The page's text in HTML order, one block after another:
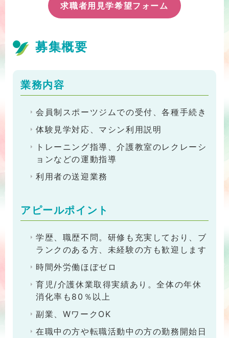
求職者用見学希望フォーム
募集概要
業務内容
会員制スポーツジムでの受付、各種手続き
体験見学対応、マシン利用説明
トレーニング指導、介護教室のレクレーシ
ョンなどの運動指導
利用者の送迎業務
アピールポイント
学歴、職歴不問。研修も充実しており、ブ
ランクのある方、未経験の方も歓迎します
時間外労働ほぼゼロ
育児/介護休業取得実績あり。全体の年休
消化率も80％以上
副業、WワークOK
在職中の方や転職活動中の方の勤務開始日